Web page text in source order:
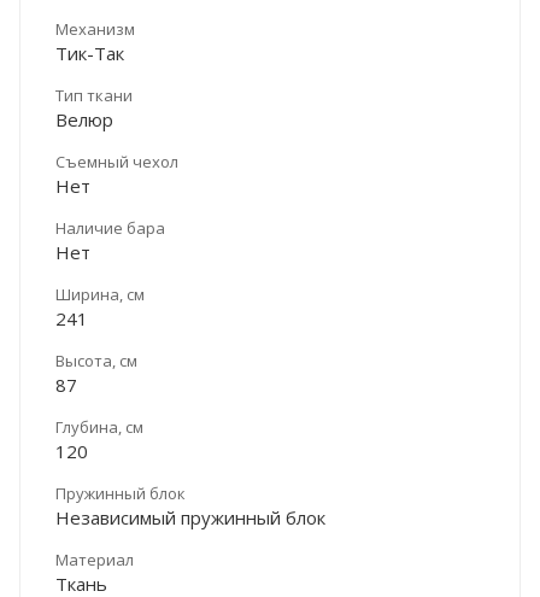
Механизм
Тик-Так
Тип ткани
Велюр
Съемный чехол
Нет
Наличие бара
Нет
Ширина, см
241
Высота, см
87
Глубина, см
120
Пружинный блок
Независимый пружинный блок
Материал
Ткань